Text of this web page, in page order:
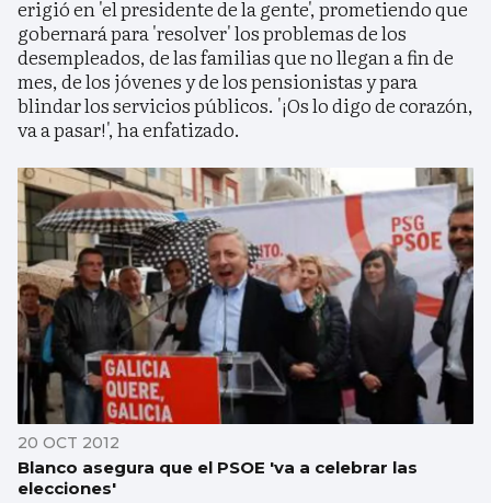
erigió en 'el presidente de la gente', prometiendo que
gobernará para 'resolver' los problemas de los
desempleados, de las familias que no llegan a fin de
mes, de los jóvenes y de los pensionistas y para
blindar los servicios públicos. '¡Os lo digo de corazón,
va a pasar!', ha enfatizado.
20 OCT 2012
Blanco asegura que el PSOE 'va a celebrar las
elecciones'